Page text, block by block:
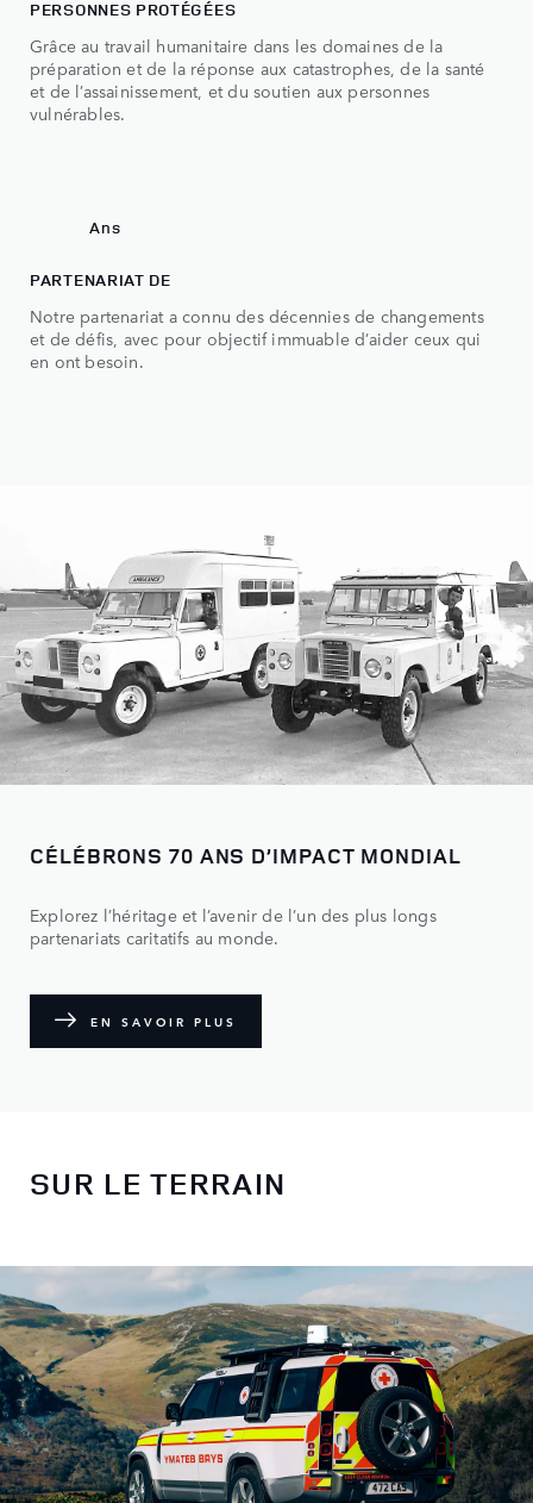
PERSONNES PROTÉGÉES
Grâce au travail humanitaire dans les domaines de la
préparation et de la réponse aux catastrophes, de la santé
et de l’assainissement, et du soutien aux personnes
vulnérables.
4
5
6
Ans
PARTENARIAT DE
Notre partenariat a connu des décennies de changements
et de défis, avec pour objectif immuable d’aider ceux qui
en ont besoin.
CÉLÉBRONS 70 ANS D’IMPACT MONDIAL
Explorez l’héritage et l’avenir de l’un des plus longs
partenariats caritatifs au monde.
EN SAVOIR PLUS
SUR LE TERRAIN